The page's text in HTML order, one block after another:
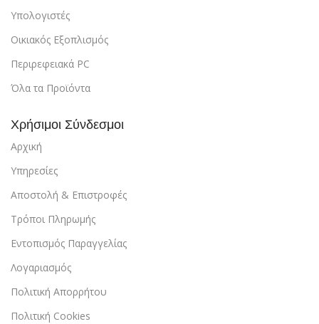
Υπολογιστές
Οικιακός Εξοπλισμός
Περιρεφειακά PC
Όλα τα Προϊόντα
Χρήσιμοι Σύνδεσμοι
Αρχική
Υπηρεσίες
Αποστολή & Επιστροφές
Τρόποι Πληρωμής
Εντοπισμός Παραγγελίας
Λογαριασμός
Πολιτική Απορρήτου
Πολιτική Cookies